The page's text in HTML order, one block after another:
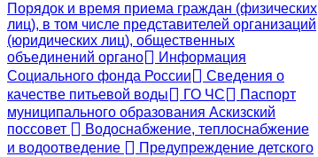
Порядок и время приема граждан (физических
лиц), в том числе представителей организаций
(юридических лиц), общественных
объединений органо
Информация
Социального фонда России
Сведения о
качестве питьевой воды
ГО ЧС
Паспорт
муниципального образования Аскизский
поссовет
Водоснабжение, теплоснабжение
и водоотведение
Предупреждение детского